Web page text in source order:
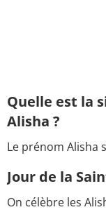
Quelle est la
Alisha ?
Le prénom Alisha
Jour de la
On célèbre les